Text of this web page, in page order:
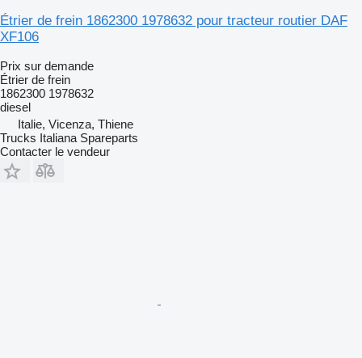
Étrier de frein 1862300 1978632 pour tracteur routier DAF
XF106
Prix sur demande
Étrier de frein
1862300 1978632
diesel
Italie, Vicenza, Thiene
Trucks Italiana Spareparts
Contacter le vendeur